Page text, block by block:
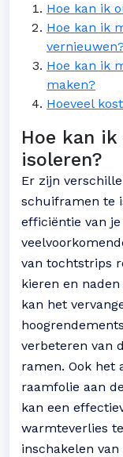
Hoe kan ik
Hoe kan ik
Hoe kan ik
maken?
Hoeveel
Hoe kan
isoleren?
Er zijn
schuiframen te
efficiëntie van
van tochtstrips
kieren en
kan het
verbeteren van
ramen. Ook het
raamfolie aan
kan een
warmteverlies
inschakelen